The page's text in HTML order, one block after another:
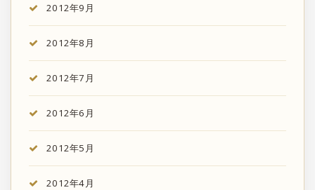
2012年9月
2012年8月
2012年7月
2012年6月
2012年5月
2012年4月